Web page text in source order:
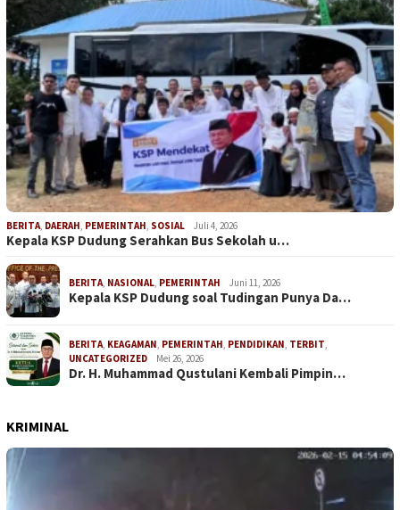
BERITA, DAERAH, PEMERINTAH, SOSIAL Juli 4, 2026
Kepala KSP Dudung Serahkan Bus Sekolah u…
BERITA, NASIONAL, PEMERINTAH Juni 11, 2026
Kepala KSP Dudung soal Tudingan Punya Da…
BERITA, KEAGAMAN, PEMERINTAH, PENDIDIKAN, TERBIT,
UNCATEGORIZED
Mei 26, 2026
Dr. H. Muhammad Qustulani Kembali Pimpin…
KRIMINAL